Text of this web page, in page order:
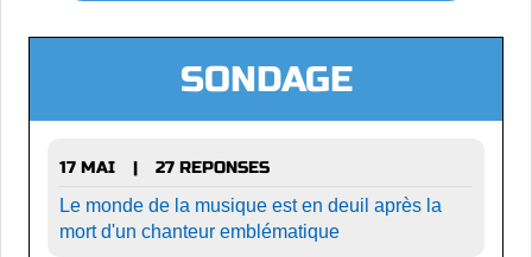
SONDAGE
17 MAI |
27 REPONSES
Le monde de la musique est en deuil après la
mort d'un chanteur emblématique